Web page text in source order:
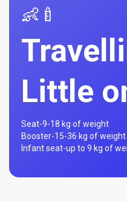
👶🍼
Little
Seat-9-18 kg of weight
Booster-15-36 kg of weight
Infant seat-up to 9 kg of